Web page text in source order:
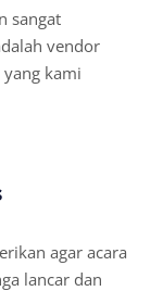
sangat
vendor
kami
agar acara
lancar dan